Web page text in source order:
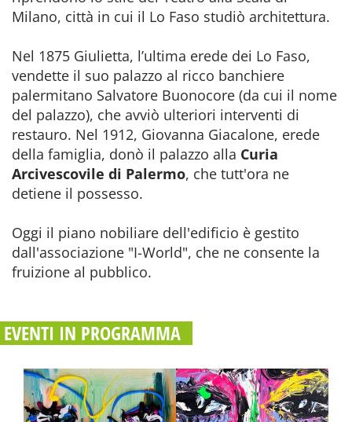
Milano, città in cui il Lo Faso studiò architettura.
Nel 1875 Giulietta, l’ultima erede dei Lo Faso,
vendette il suo palazzo al ricco banchiere
palermitano Salvatore Buonocore (da cui il nome
del palazzo), che avviò ulteriori interventi di
restauro. Nel 1912, Giovanna Giacalone, erede
della famiglia, donò il palazzo alla Curia
Arcivescovile di Palermo, che tutt'ora ne
detiene il possesso.
Oggi il piano nobiliare dell'edificio è gestito
dall'associazione "I-World", che ne consente la
fruizione al pubblico.
EVENTI IN PROGRAMMA